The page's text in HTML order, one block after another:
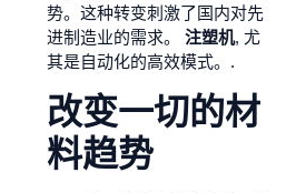
势。这种转变刺激了国内对先
进制造业的需求。 注塑机, 尤
其是自动化的高效模式。.
改变一切的材
料趋势